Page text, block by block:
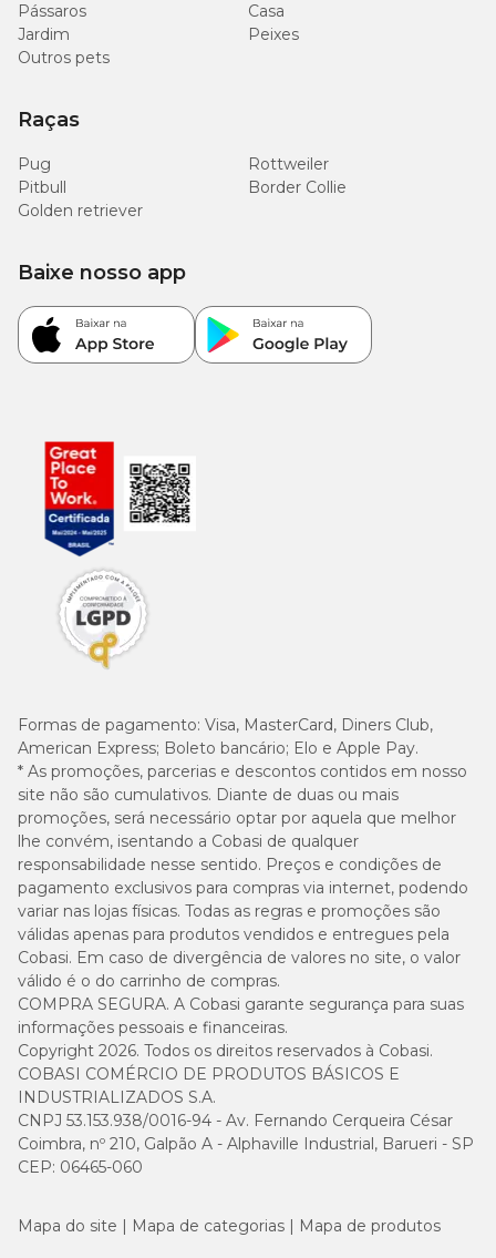
Pássaros
Casa
Jardim
Peixes
Outros pets
Raças
Pug
Rottweiler
Pitbull
Border Collie
Golden retriever
Formas de pagamento: Visa, MasterCard, Diners Club,
American Express; Boleto bancário; Elo e Apple Pay.
* As promoções, parcerias e descontos contidos em nosso
site não são cumulativos. Diante de duas ou mais
promoções, será necessário optar por aquela que melhor
lhe convém, isentando a Cobasi de qualquer
responsabilidade nesse sentido. Preços e condições de
pagamento exclusivos para compras via internet, podendo
variar nas lojas físicas. Todas as regras e promoções são
válidas apenas para produtos vendidos e entregues pela
Cobasi. Em caso de divergência de valores no site, o valor
válido é o do carrinho de compras.
COMPRA SEGURA. A Cobasi garante segurança para suas
informações pessoais e financeiras.
Copyright 2026. Todos os direitos reservados à Cobasi.
COBASI COMÉRCIO DE PRODUTOS BÁSICOS E
INDUSTRIALIZADOS S.A.
CNPJ 53.153.938/0016-94 - Av. Fernando Cerqueira César
Coimbra, nº 210, Galpão A - Alphaville Industrial, Barueri - SP
CEP: 06465-060
Baixe nosso app
Mapa do site Mapa de categorias Mapa de produtos